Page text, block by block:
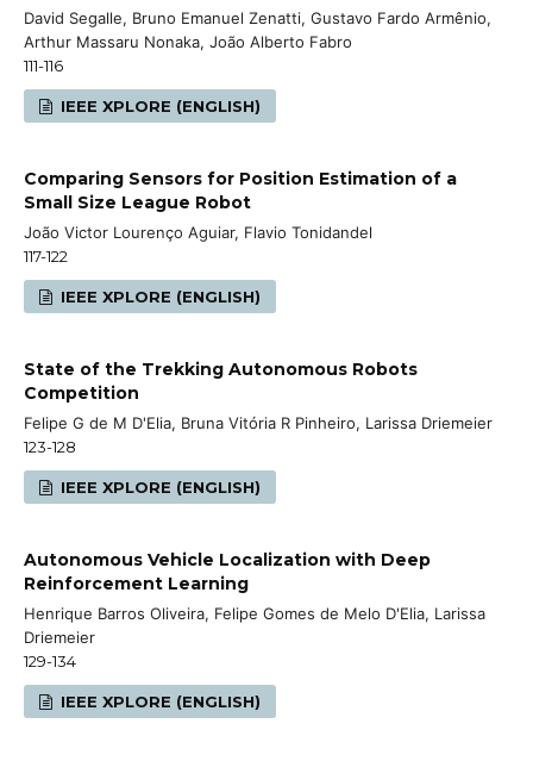
David Segalle, Bruno Emanuel Zenatti, Gustavo Fardo Armênio,
Arthur Massaru Nonaka, João Alberto Fabro
111-116
IEEE XPLORE (ENGLISH)
Comparing Sensors for Position Estimation of a
Small Size League Robot
João Victor Lourenço Aguiar, Flavio Tonidandel
117-122
IEEE XPLORE (ENGLISH)
State of the Trekking Autonomous Robots
Competition
Felipe G de M D'Elia, Bruna Vitória R Pinheiro, Larissa Driemeier
123-128
IEEE XPLORE (ENGLISH)
Autonomous Vehicle Localization with Deep
Reinforcement Learning
Henrique Barros Oliveira, Felipe Gomes de Melo D'Elia, Larissa
Driemeier
129-134
IEEE XPLORE (ENGLISH)